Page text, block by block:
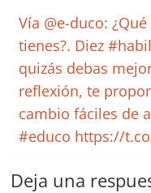
Vía @e-duco:
tienes?. Diez
quizás debas
reflexión, te
cambio fáciles de
#educo https://
Deja una